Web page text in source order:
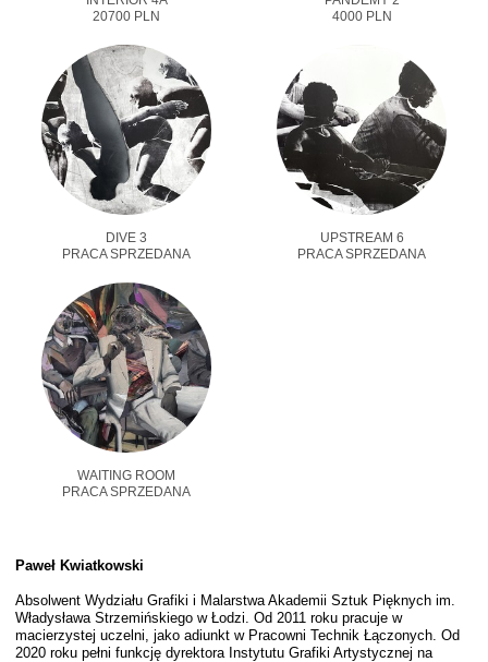
20700 PLN
4000 PLN
DIVE 3
PRACA SPRZEDANA
UPSTREAM 6
PRACA SPRZEDANA
WAITING ROOM
PRACA SPRZEDANA
Paweł Kwiatkowski
Absolwent Wydziału Grafiki i Malarstwa Akademii Sztuk Pięknych im.
Władysława Strzemińskiego w Łodzi. Od 2011 roku pracuje w
macierzystej uczelni, jako adiunkt w Pracowni Technik Łączonych. Od
2020 roku pełni funkcję dyrektora Instytutu Grafiki Artystycznej na